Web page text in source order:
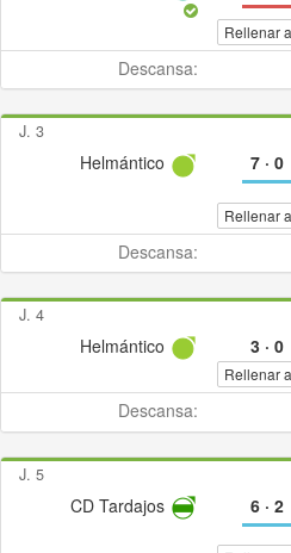
Rellenar
Descansa:
J. 3
Helmántico 7· 0
Rellenar
Descansa:
J. 4
Helmántico 3· 0
Rellenar
Descansa:
J. 5
CD Tardajos 6· 2